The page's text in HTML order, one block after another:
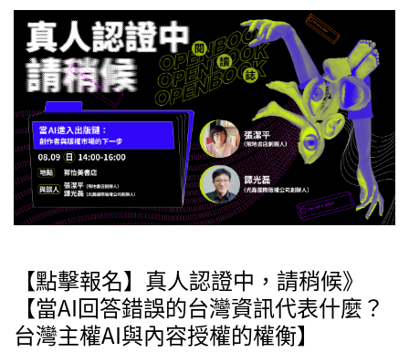
【點擊報名】真人認證中，請稍候》
【當AI回答錯誤的台灣資訊代表什麼？
台灣主權AI與內容授權的權衡】